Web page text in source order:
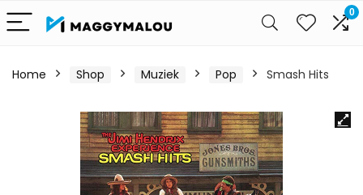
0
Home Shop Muziek Pop Smash Hits